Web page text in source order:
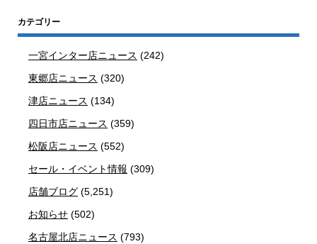
カテゴリー
一宮インター店ニュース (242)
東郷店ニュース (320)
津店ニュース (134)
四日市店ニュース (359)
松阪店ニュース (552)
セール・イベント情報 (309)
店舗ブログ (5,251)
お知らせ (502)
名古屋北店ニュース (793)